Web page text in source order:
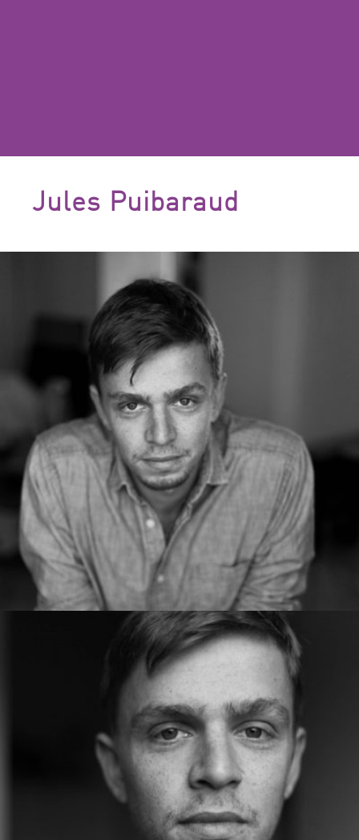
Jules Puibaraud